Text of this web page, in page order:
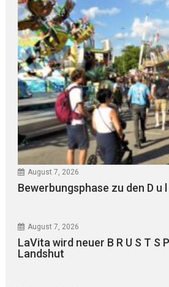
August 7, 2026
Bewerbungsphase zu den D u
August 7, 2026
LaVita wird neuer B R U S T S
Landshut